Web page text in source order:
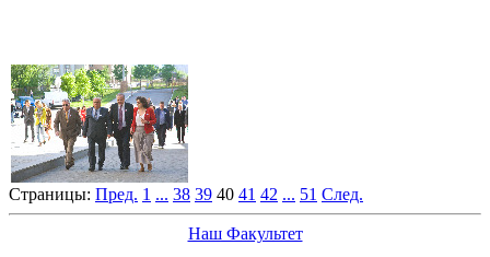
Страницы: Пред. 1 ... 38 39 40 41 42 ... 51 След.
Наш Факультет